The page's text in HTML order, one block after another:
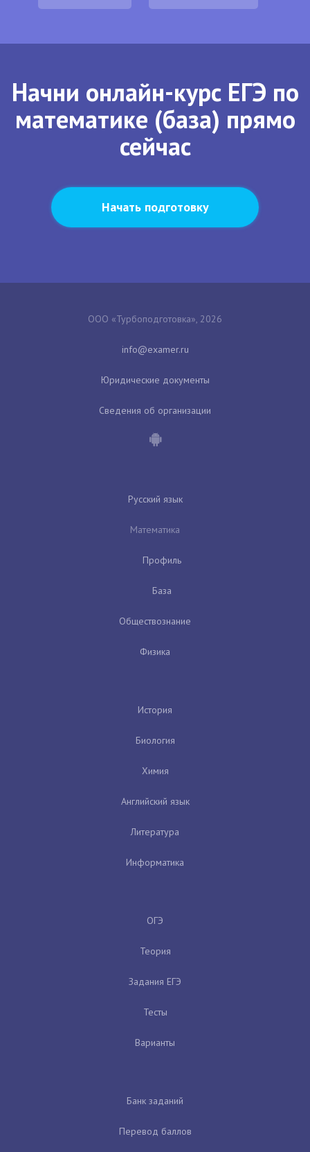
Начни онлайн-курс ЕГЭ по
математике (база) прямо
сейчас
Начать подготовку
ООО «Турбоподготовка», 2026
Юридические документы
Сведения об организации
Русский язык
Математика
Профиль
База
Обществознание
Физика
История
Биология
Химия
Английский язык
Литература
Информатика
ОГЭ
Теория
Задания ЕГЭ
Тесты
Варианты
Банк заданий
Перевод баллов